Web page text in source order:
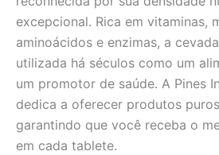
excepcional. Rica em vitaminas,
aminoácidos e enzimas, a
utilizada há séculos como um
um promotor de saúde. A Pines
dedica a oferecer produtos
garantindo que você receba o
em cada tablete.